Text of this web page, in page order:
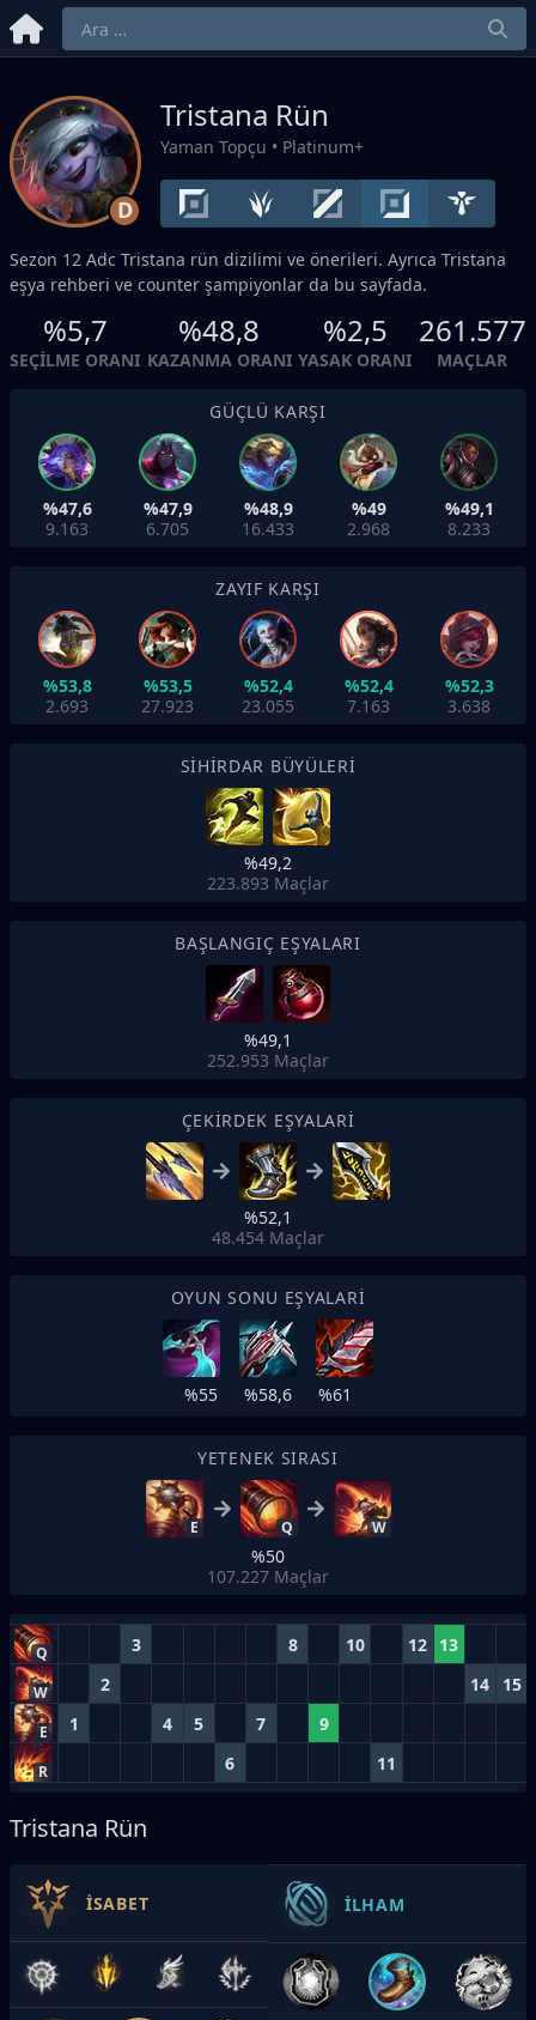
D
Tristana Rün
Yaman Topçu • Platinum+
Sezon 12 Adc Tristana rün dizilimi ve önerileri. Ayrıca Tristana
eşya rehberi ve counter şampiyonlar da bu sayfada.
%5,7
SEÇILME ORANI
%48,8
KAZANMA ORANI
%2,5
YASAK ORANI
261.577
MAÇLAR
GÜÇLÜ KARŞI
%47,6
9.163
%47,9
6.705
%48,9
16.433
%49
2.968
%49,1
8.233
ZAYIF KARŞI
%53,8
2.693
%53,5
27.923
%52,4
23.055
%52,4
7.163
%52,3
3.638
SIHIRDAR BÜYÜLERI
%49,2
223.893 Maçlar
BAŞLANGIÇ EŞYALARI
%49,1
252.953 Maçlar
ÇEKIRDEK EŞYALARI
%52,1
48.454 Maçlar
OYUN SONU EŞYALARI
%55 %58,6 %61
YETENEK SIRASI
E Q W
%50
107.227 Maçlar
Q 3 8 10 12 13
W 2 14 15
E 1 4 5 7 9
R 6 11
Tristana Rün
İSABET İLHAM